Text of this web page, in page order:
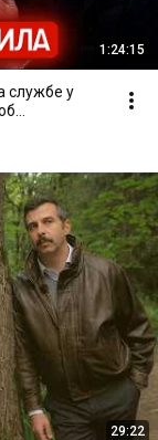
1:24:15
службе у
29:22